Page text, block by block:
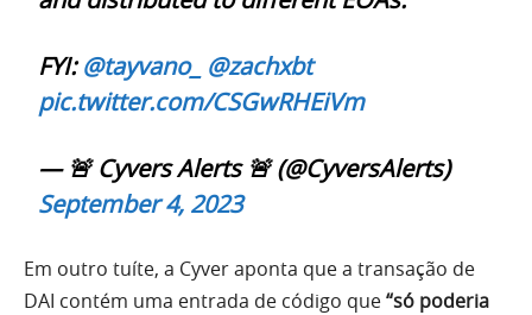
FYI:@tayvano_ @zachxbt
pic.twitter.com/CSGwRHEiVm
— 🚨 Cyvers Alerts 🚨 (@CyversAlerts)
September 4, 2023
Em outro tuíte, a Cyver aponta que a transação de
DAI contém uma entrada de código que“só poderia